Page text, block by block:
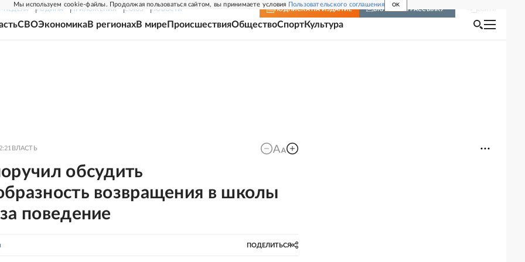
Мы используем cookie-файлы. Продолжая пользоваться сайтом, вы принимаете условия Пользовательского соглашения OK
НЕДЕЛЯ РОДИНА ПРИЛОЖЕНИЯ СОЮЗ НОВОСТИ ПОДПИСКА НА ИЗДАНИЕ ВКЛЮЧИТЬ РАССЫЛКУ
СВОЭкономикаВ регионахВ мире ПроисшествияОбществоСпортКультура
ВЛАСТЬ
обсудить
возвращения в школы
поведение
ПОДЕЛИТЬСЯ